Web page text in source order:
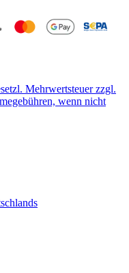
Mehrwertsteuer zzgl.
wenn nicht